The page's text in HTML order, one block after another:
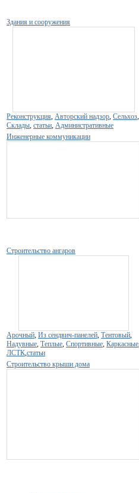
Здания и сооружения
Реконструкция Авторский надзор Сельхоз
Склады статьи Административные
Инженерные коммуникации
Строительство ангаров
Арочный Из сендвич-панелей Тентовый
Надувные Теплые Спортивные Каркасные
ЛСТК статьи
Строительство крыши дома